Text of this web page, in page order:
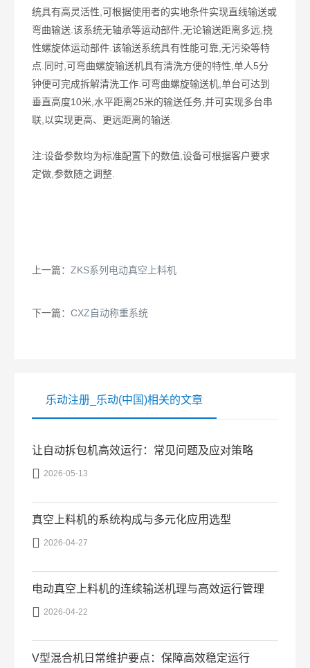
统具有高灵活性,可根据使用者的实地条件实现直线输送或
弯曲输送.该系统无轴承等运动部件,无论输送距离多远,挠
性螺旋体运动部件.该输送系统具有性能可靠,无污染等特
点.同时,可弯曲螺旋输送机具有清洗方便的特性,单人5分
钟便可完成拆解清洗工作.可弯曲螺旋输送机,单台可达到
垂直高度10米,水平距离25米的输送任务,并可实现多台串
联,以实现更高、更远距离的输送.
注:设备参数均为标准配置下的数值,设备可根据客户要求
定做,参数随之调整.
上一篇：ZKS系列电动真空上料机
下一篇：CXZ自动称重系统
乐动注册_乐动(中国)相关的文章
让自动拆包机高效运行：常见问题及应对策略
 2026-05-13
真空上料机的系统构成与多元化应用选型
 2026-04-27
电动真空上料机的连续输送机理与高效运行管理
 2026-04-22
V型混合机日常维护要点：保障高效稳定运行